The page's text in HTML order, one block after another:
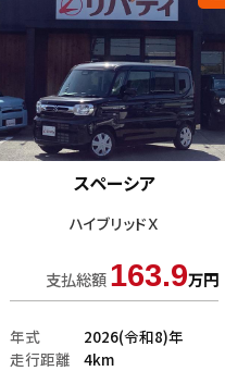
Ｎ－ＢＯＸ
モデューロＸ Ｇ
支払総額49.9万円
年式
2013(平成25)年
走行距離
10.8万km